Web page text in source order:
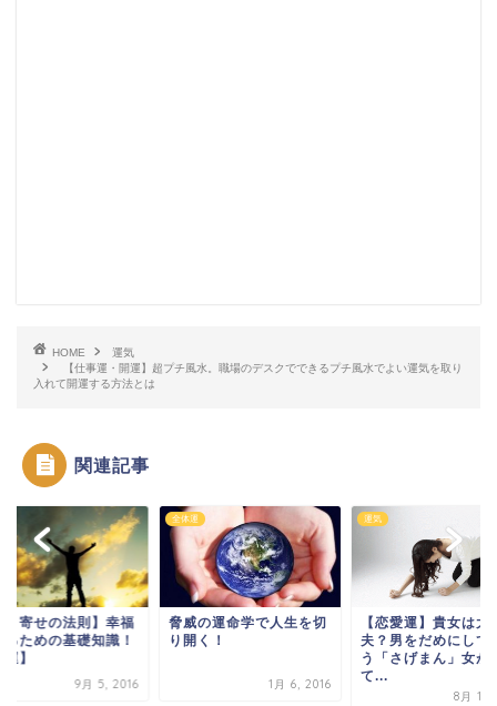
HOME
運気
【仕事運・開運】超プチ風水。職場のデスクでできるプチ風水でよい運気を取り
入れて開運する方法とは
関連記事
き寄せの法則】幸福
るための基礎知識！
】
9月 5, 2016
全体運
脅威の運命学で人生を切
り開く！
1月 6, 2016
運気
【恋愛運】貴女は大
夫？男をだめにして
う「さげまん」女が
て...
8月 15,